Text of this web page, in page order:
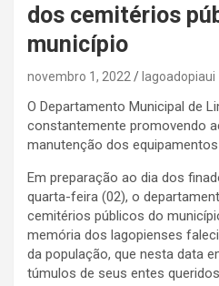
dos cemitérios
município
novembro 1, 2022 lagoadopiaui
O Departamento Municipal de
constantemente promovendo
manutenção dos
Em preparação ao dia dos
quarta-feira (02), o
cemitérios públicos do
memória dos lagopienses
da população, que nesta data
túmulos de seus entes